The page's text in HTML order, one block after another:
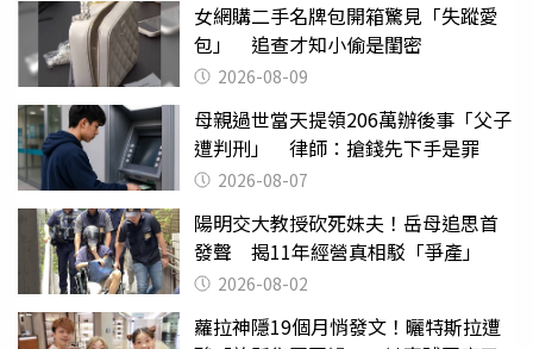
女網購二手名牌包開箱驚見「失蹤愛
包」 追查才知小偷是閨密
2026-08-09
母親過世當天提領206萬辦後事「父子
遭判刑」 律師：搶錢先下手是罪
2026-08-07
陽明交大教授砍死妹夫！岳母追思首
發聲 揭11年經營真相駁「爭產」
2026-08-02
蘿拉神隱19個月悄發文！曬特斯拉遭